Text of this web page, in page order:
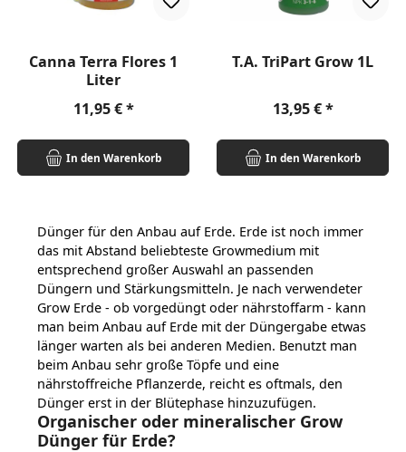
Canna Terra Flores 1
Liter
Regulärer Preis:
11,95 €
In den Warenkorb
T.A. TriPart Grow 1L
Regulärer Preis:
13,95 €
In den Warenkorb
Dünger für den Anbau auf Erde. Erde ist noch immer
das mit Abstand beliebteste Growmedium mit
entsprechend großer Auswahl an passenden
Düngern und Stärkungsmitteln. Je nach verwendeter
Grow Erde - ob vorgedüngt oder nährstoffarm - kann
man beim Anbau auf Erde mit der Düngergabe etwas
länger warten als bei anderen Medien. Benutzt man
beim Anbau sehr große Töpfe und eine
nährstoffreiche Pflanzerde, reicht es oftmals, den
Dünger erst in der Blütephase hinzuzufügen.
Organischer oder mineralischer Grow
Dünger für Erde?